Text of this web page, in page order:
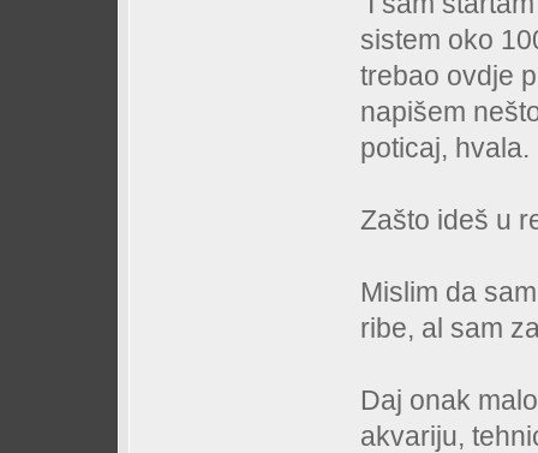
sistem oko
trebao ovdje
napišem
poticaj, hvala.
Zašto ideš u
Mislim da
ribe, al sam
Daj onak
akvariju,